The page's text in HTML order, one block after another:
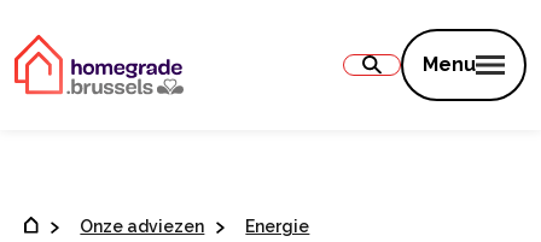
Menu
Onze adviezen
Energie